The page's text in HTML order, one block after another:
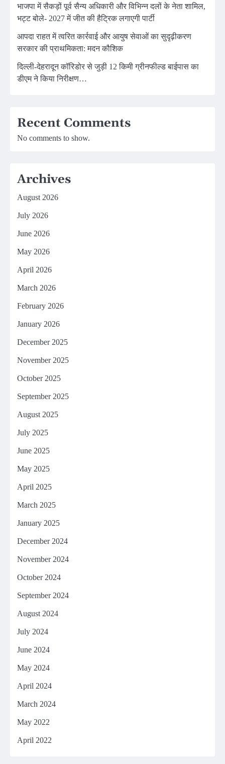
भाजपा में सैकड़ों पूर्व सैन्य अधिकारी और विभिन्न दलों के नेता शामिल,
भट्ट बोले- 2027 में जीत की हैट्रिक लगाएगी पार्टी
आपदा राहत में त्वरित कार्रवाई और आयुष सेवाओं का सुदृढ़ीकरण
सरकार की प्राथमिकता: मदन कौशिक
दिल्ली-देहरादून कॉरिडोर से जुड़ी 12 किमी ग्रीनफील्ड बाईपास का
डीएम ने किया निरीक्षण…
Recent Comments
No comments to show.
Archives
August 2026
July 2026
June 2026
May 2026
April 2026
March 2026
February 2026
January 2026
December 2025
November 2025
October 2025
September 2025
August 2025
July 2025
June 2025
May 2025
April 2025
March 2025
January 2025
December 2024
November 2024
October 2024
September 2024
August 2024
July 2024
June 2024
May 2024
April 2024
March 2024
May 2022
April 2022